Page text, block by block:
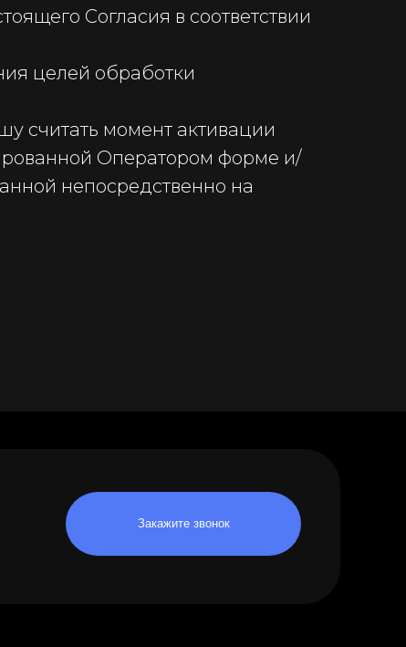
Согласия в соответствии
целей обработки
считать момент активации
Оператором форме и/
непосредственно на
Закажите звонок